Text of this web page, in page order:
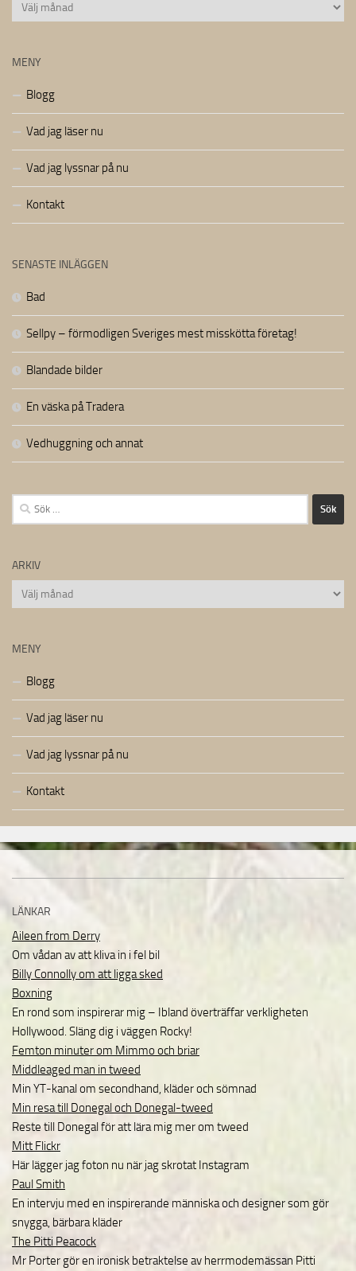
MENY
Blogg
Vad jag läser nu
Vad jag lyssnar på nu
Kontakt
SENASTE INLÄGGEN
Bad
Sellpy – förmodligen Sveriges mest misskötta företag!
Blandade bilder
En väska på Tradera
Vedhuggning och annat
Sök
efter:
ARKIV
Arkiv
MENY
Blogg
Vad jag läser nu
Vad jag lyssnar på nu
Kontakt
LÄNKAR
Aileen from Derry
Om vådan av att kliva in i fel bil
Billy Connolly om att ligga sked
Boxning
En rond som inspirerar mig – Ibland överträffar verkligheten
Hollywood. Släng dig i väggen Rocky!
Femton minuter om Mimmo och briar
Middleaged man in tweed
Min YT-kanal om secondhand, kläder och sömnad
Min resa till Donegal och Donegal-tweed
Reste till Donegal för att lära mig mer om tweed
Mitt Flickr
Här lägger jag foton nu när jag skrotat Instagram
Paul Smith
En intervju med en inspirerande människa och designer som gör
snygga, bärbara kläder
The Pitti Peacock
Mr Porter gör en ironisk betraktelse av herrmodemässan Pitti